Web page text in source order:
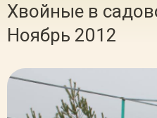
Хвойные в
Ноябрь 2012